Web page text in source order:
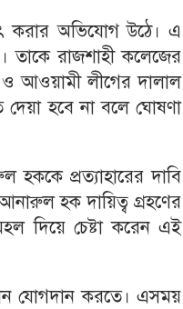
করার অভিযোগ উঠে। এ
তাকে রাজশাহী কলেজের
ও আওয়ামী লীগের দালাল
হবে না বলে ঘোষণা
প্রত্যাহারের দাবি
হক দায়িত্ব গ্রহণের
দিয়ে চেষ্টা করেন এই
যোগদান করতে। এসময়